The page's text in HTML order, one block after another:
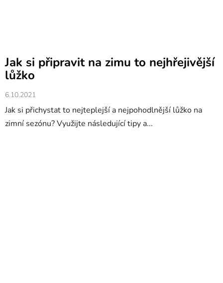
Jak si připravit na zimu to nejhřejivější
lůžko
6.10.2021
Jak si přichystat to nejteplejší a nejpohodlnější lůžko na
zimní sezónu? Využijte následující tipy a...